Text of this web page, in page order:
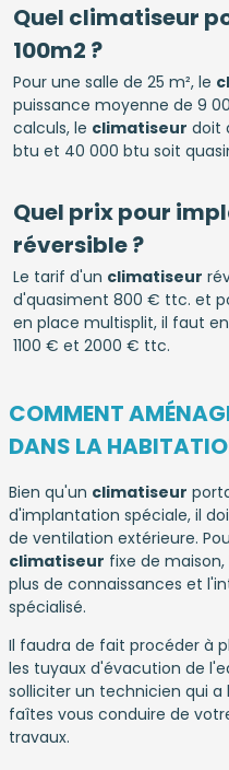
Quel climatiseur
100m2 ?
Pour une salle de 25 m², le
puissance moyenne de 9
calculs, le climatiseur doit
btu et 40 000 btu soit
Quel prix pour
réversible ?
Le tarif d'un climatiseur
d'quasiment 800 € ttc. et
en place multisplit, il faut
1100 € et 2000 € ttc.
COMMENT
DANS LA
Bien qu'un climatiseur
d'implantation spéciale, il
de ventilation extérieure.
climatiseur fixe de
plus de connaissances et
spécialisé.
Il faudra de fait procéder à
les tuyaux d'évacution de
solliciter un technicien qui a
faîtes vous conduire de
travaux.